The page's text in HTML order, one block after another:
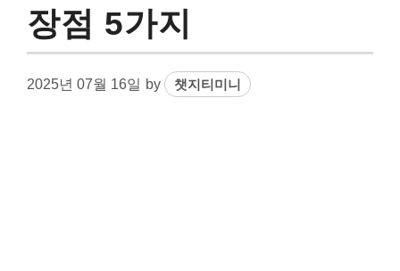
장점 5가지
2025년 07월 16일 by 챗지티미니